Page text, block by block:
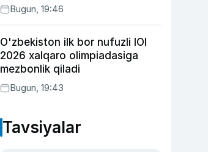
Bugun, 19:46
O'zbekiston ilk bor nufuzli IOI
2026 xalqaro olimpiadasiga
mezbonlik qiladi
Bugun, 19:43
Tavsiyalar